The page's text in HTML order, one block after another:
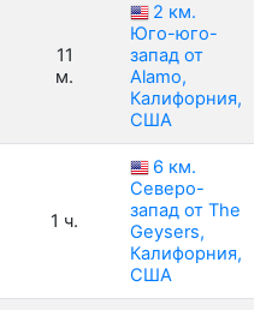
11
м.
2 км.
Юго-юго-
запад от
Alamo,
Калифорния,
США
1 ч.
6 км.
Северо-
запад от The
Geysers,
Калифорния,
США